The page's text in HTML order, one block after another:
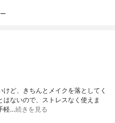
ど、きちんとメイクを落としてく
ないので、ストレスなく使えま
軽…続きを見る